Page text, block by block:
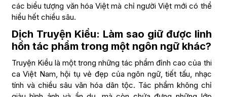
các biểu tượng văn hóa Việt mà chỉ người Việt mới có thể
hiểu hết chiều sâu.
Dịch Truyện Kiều: Làm sao giữ được linh
hồn tác phẩm trong một ngôn ngữ khác?
Truyện Kiều là một trong những tác phẩm đỉnh cao của thi
ca Việt Nam, hội tụ vẻ đẹp của ngôn ngữ, tiết tấu, nhạc
tính và chiều sâu văn hóa dân tộc. Tác phẩm không chỉ